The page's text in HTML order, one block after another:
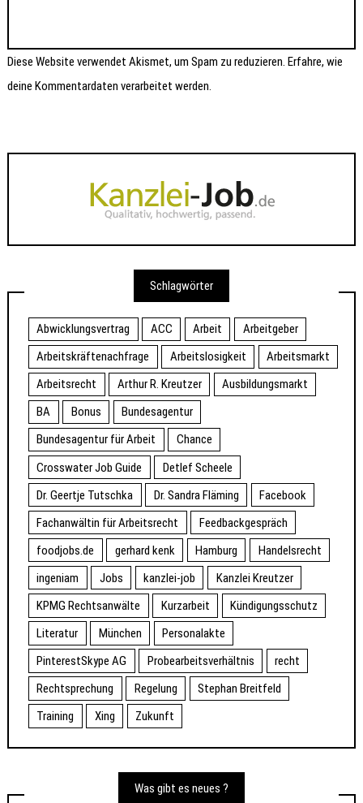
Diese Website verwendet Akismet, um Spam zu reduzieren.Erfahre, wie
deine Kommentardaten verarbeitet werden.
Schlagwörter
Abwicklungsvertrag ACC Arbeit
Arbeitgeber
Arbeitskräftenachfrage
Arbeitslosigkeit
Arbeitsmarkt
Arbeitsrecht
Arthur R. Kreutzer
Ausbildungsmarkt
BA
Bonus
Bundesagentur
Bundesagentur für Arbeit
Chance
Crosswater Job Guide
Detlef Scheele
Dr. Geertje Tutschka
Dr. Sandra Fläming
Facebook
Fachanwältin für Arbeitsrecht
Feedbackgespräch
foodjobs.de
gerhard kenk Hamburg
Handelsrecht
ingeniam
Jobs kanzlei-job
Kanzlei Kreutzer
KPMG Rechtsanwälte
Kurzarbeit
Kündigungsschutz
Literatur
München
Personalakte
PinterestSkype AG
Probearbeitsverhältnis
recht
Rechtsprechung
Regelung
Stephan Breitfeld
Training
Xing Zukunft
Was gibt es neues ?